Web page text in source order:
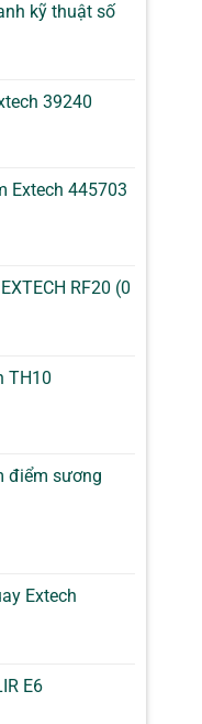
kỹ thuật số
39240
Extech 445703
RF20 (0
TH10
điểm sương
Extech
E6